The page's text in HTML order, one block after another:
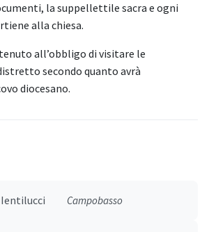
la suppellettile sacra e ogni
alla chiesa.
all’obbligo di visitare le
secondo quanto avrà
diocesano.
Ientilucci Campobasso